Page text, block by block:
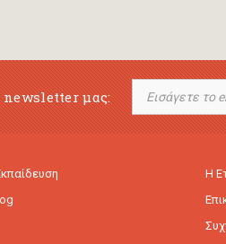
newsletter μας:
Η